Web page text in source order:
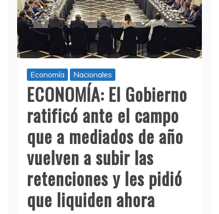
Economía Nacionales
ECONOMÍA: El Gobierno
ratificó ante el campo
que a mediados de año
vuelven a subir las
retenciones y les pidió
que liquiden ahora